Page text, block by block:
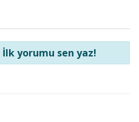
İlk yorumu sen yaz!